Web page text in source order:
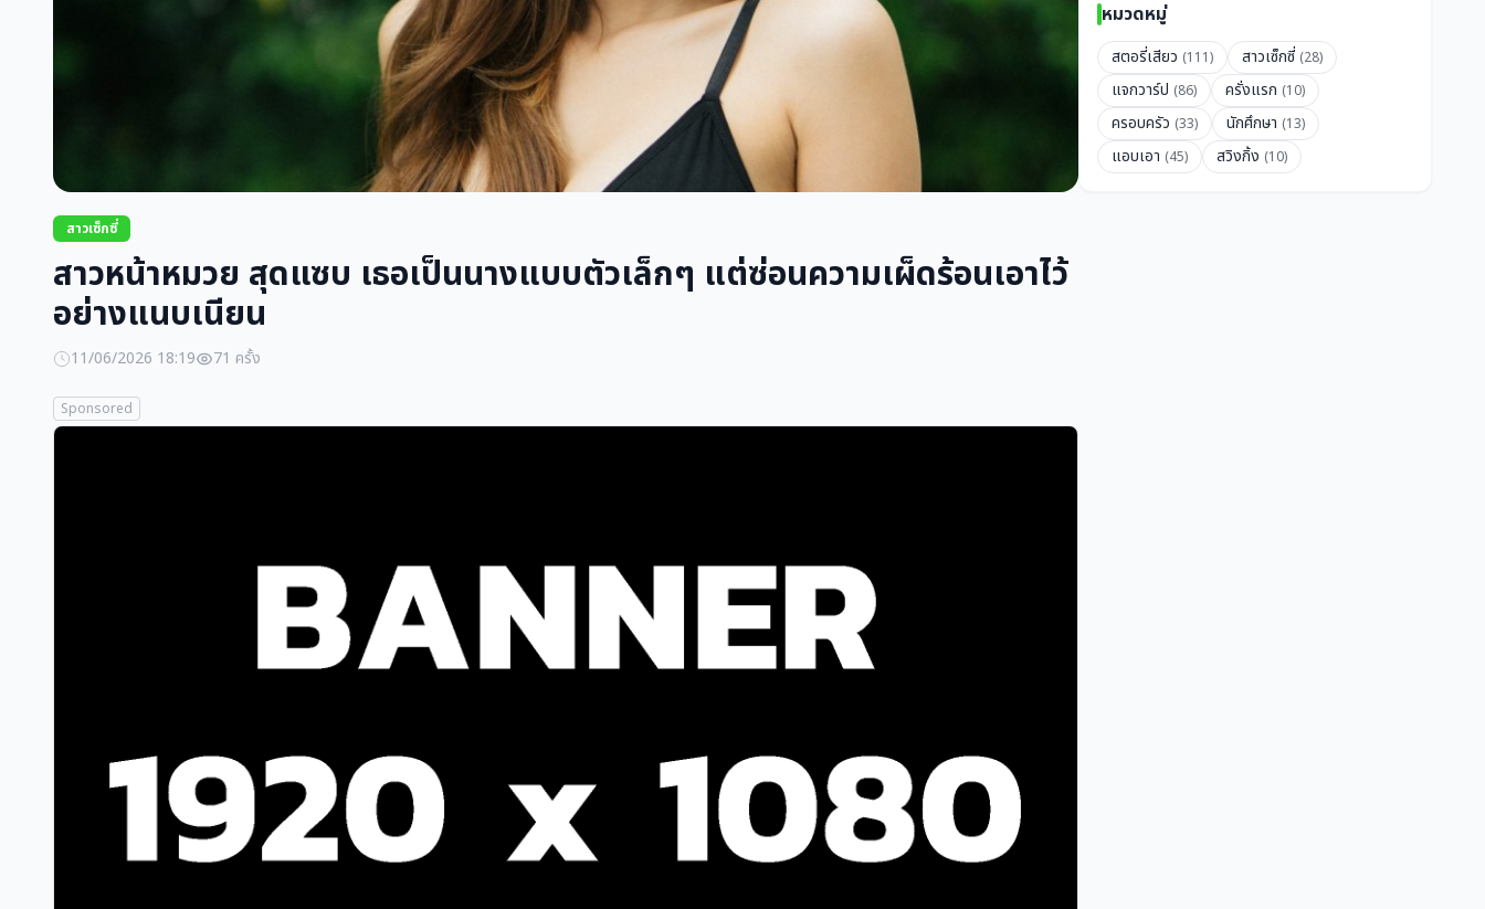
สาวเซ็กซี่
สาวหน้าหมวย สุดแซบ เธอเป็นนางแบบตัวเล็กๆ แต่ซ่อนความเผ็ดร้อนเอาไว้
อย่างแนบเนียน
11/06/2026 18:19 71 ครั้ง
Sponsored
หมวดหมู่
สตอรี่เสียว (111) สาวเซ็กซี่ (28)
แจกวาร์ป (86) ครั่งแรก (10)
ครอบครัว (33) นักศึกษา (13)
แอบเอา (45) สวิงกิ้ง (10)